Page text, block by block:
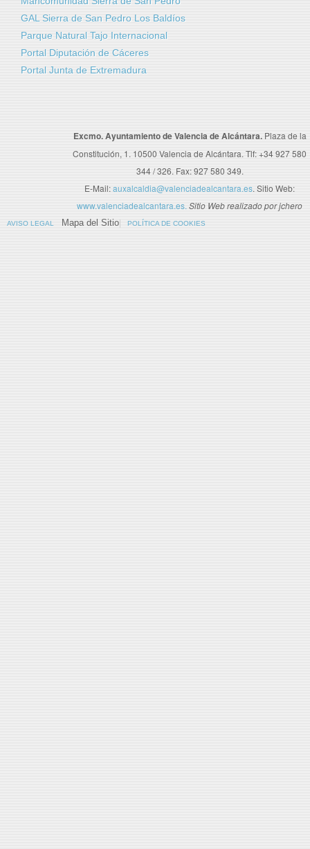
GAL Sierra de San Pedro Los Baldíos
Parque Natural Tajo Internacional
Portal Diputación de Cáceres
Portal Junta de Extremadura
Excmo. Ayuntamiento de Valencia de Alcántara. Plaza de la
Constitución, 1. 10500 Valencia de Alcántara. Tlf: +34 927 580
344 / 326. Fax: 927 580 349.
E-Mail:auxalcaldia@valenciadealcantara.es. Sitio Web:
www.valenciadealcantara.es. Sitio Web realizado por jchero
AVISO LEGAL Mapa del Sitio POLÍTICA DE COOKIES